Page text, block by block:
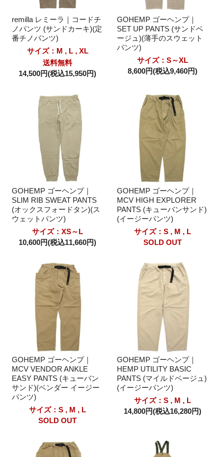
remilla レミーラ｜コードチ
ノパンツ (サンドカーキ)(定
番チノパンツ)
サイズ：M , L , XL
送料無料
14,500円(税込15,950円)
GOHEMP ゴーヘンプ｜
SET UP PANTS (サンドベ
ージュ)(薄手のスウェット
パンツ)
サイズ：S～XL
8,600円(税込9,460円)
GOHEMP ゴーヘンプ｜
SLIM RIB SWEAT PANTS
(オックスフォードタン)(ス
ウェットパンツ)
サイズ：XS～L
10,600円(税込11,660円)
GOHEMP ゴーヘンプ｜
MCV HIGH EXPLORER
PANTS (キューバンサンド)
(イージーパンツ)
サイズ：S , M , L
SOLD OUT
GOHEMP ゴーヘンプ｜
MCV VENDOR ANKLE
EASY PANTS (キューバン
サンド)(ベンダー イージー
パンツ)
サイズ：S , M , L
SOLD OUT
GOHEMP ゴーヘンプ｜
HEMP UTILITY BASIC
PANTS (マイルドベージュ)
(イージーパンツ)
サイズ：S , M , L
14,800円(税込16,280円)